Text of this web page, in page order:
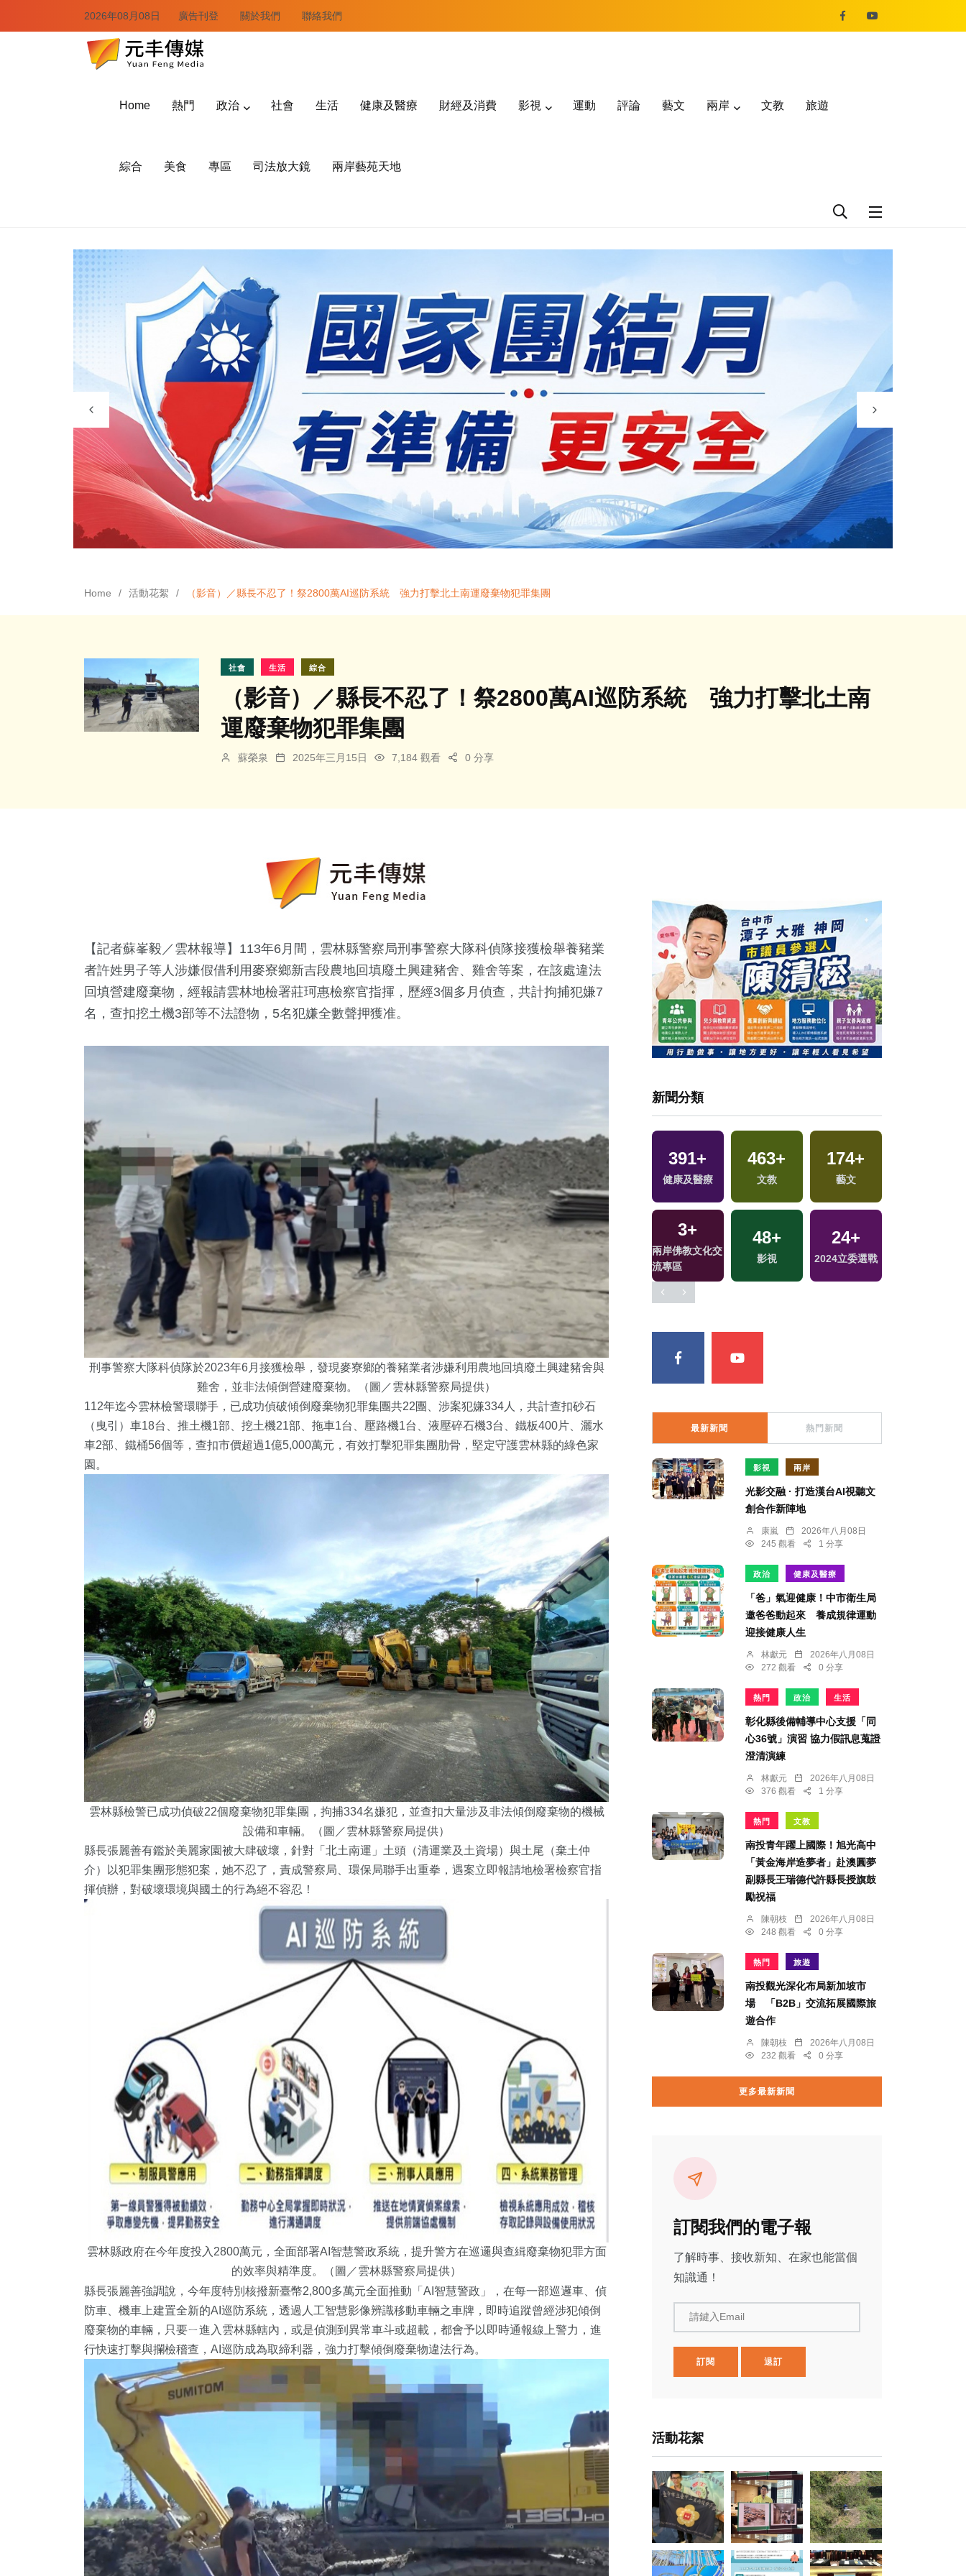
2026年08月08日 廣告刊登 關於我們 聯絡我們
Home 熱門 政治 社會 生活 健康及醫療 財經及消費 影視 運動 評論 藝文 兩岸 文教 旅遊
綜合 美食 專區 司法放大鏡 兩岸藝苑天地
Home 活動花絮 （影音）／縣長不忍了！祭2800萬AI巡防系統 強力打擊北土南運廢棄物犯罪集團
社會 生活 綜合
（影音）／縣長不忍了！祭2800萬AI巡防系統 強力打擊北土南
運廢棄物犯罪集團
蘇榮泉 2025年三月15日 7,184 觀看 0 分享
【記者蘇峯毅／雲林報導】113年6月間，雲林縣警察局刑事警察大隊科偵隊接獲檢舉養豬業
者許姓男子等人涉嫌假借利用麥寮鄉新吉段農地回填廢土興建豬舍、雞舍等案，在該處違法
回填營建廢棄物，經報請雲林地檢署莊珂惠檢察官指揮，歷經3個多月偵查，共計拘捕犯嫌7
名，查扣挖土機3部等不法證物，5名犯嫌全數聲押獲准。
刑事警察大隊科偵隊於2023年6月接獲檢舉，發現麥寮鄉的養豬業者涉嫌利用農地回填廢土興建豬舍與
雞舍，並非法傾倒營建廢棄物。（圖／雲林縣警察局提供）
112年迄今雲林檢警環聯手，已成功偵破傾倒廢棄物犯罪集團共22團、涉案犯嫌334人，共計查扣砂石
（曳引）車18台、推土機1部、挖土機21部、拖車1台、壓路機1台、液壓碎石機3台、鐵板400片、灑水
車2部、鐵桶56個等，查扣市價超過1億5,000萬元，有效打擊犯罪集團肋骨，堅定守護雲林縣的綠色家
園。
雲林縣檢警已成功偵破22個廢棄物犯罪集團，拘捕334名嫌犯，並查扣大量涉及非法傾倒廢棄物的機械
設備和車輛。（圖／雲林縣警察局提供）
縣長張麗善有鑑於美麗家園被大肆破壞，針對「北土南運」土頭（清運業及土資場）與土尾（棄土仲
介）以犯罪集團形態犯案，她不忍了，責成警察局、環保局聯手出重拳，遇案立即報請地檢署檢察官指
揮偵辦，對破壞環境與國土的行為絕不容忍！
雲林縣政府在今年度投入2800萬元，全面部署AI智慧警政系統，提升警方在巡邏與查緝廢棄物犯罪方面
的效率與精準度。（圖／雲林縣警察局提供）
縣長張麗善強調說，今年度特別核撥新臺幣2,800多萬元全面推動「AI智慧警政」，在每一部巡邏車、偵
防車、機車上建置全新的AI巡防系統，透過人工智慧影像辨識移動車輛之車牌，即時追蹤曾經涉犯傾倒
廢棄物的車輛，只要ㄧ進入雲林縣轄內，或是偵測到異常車斗或超載，都會予以即時通報線上警力，進
行快速打擊與攔檢稽查，AI巡防成為取締利器，強力打擊傾倒廢棄物違法行為。
新聞分類
238+
熱門
754+
+
綜藝
53+
美食
281+ 342+
財經及消費
391+
健康及醫療
463+
文教
174
藝文
3+
兩岸佛教文化交
流專區
48+
影視
24
2024立委選戰
474+
綜合
1121+
生活
10+
2024總統大選
9+
海峽論壇專區
1+
2023金鐘獎
1002+
社會
最新新聞 熱門新聞
影視 兩岸
光影交融 · 打造漢台AI視聽文
創合作新陣地
康嵐
2026年八月08日
245 觀看
1 分享
政治 健康及醫療
「爸」氣迎健康！中市衛生局
邀爸爸動起來 養成規律運動
迎接健康人生
林獻元
2026年八月08日
272 觀看
0 分享
熱門 政治 生活
彰化縣後備輔導中心支援「同
心36號」演習 協力假訊息蒐證
澄清演練
林獻元
2026年八月08日
376 觀看
1 分享
熱門 文教
南投青年躍上國際！旭光高中
「黃金海岸造夢者」赴澳圓夢
副縣長王瑞德代許縣長授旗鼓
勵祝福
陳朝枝
2026年八月08日
248 觀看
0 分享
熱門 旅遊
南投觀光深化布局新加坡市
場 「B2B」交流拓展國際旅
遊合作
陳朝枝
2026年八月08日
232 觀看
0 分享
更多最新新聞
訂閱我們的電子報
了解時事、接收新知、在家也能當個
知識通！
請鍵入Email
訂閱 退訂
活動花絮